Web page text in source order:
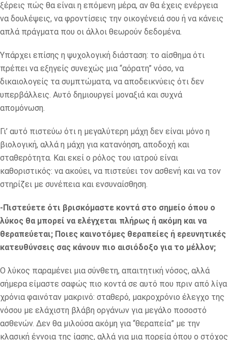
ξέρεις πώς θα είναι η επόμενη μέρα, αν θα έχεις ενέργεια
να δουλέψεις, να φροντίσεις την οικογένειά σου ή να κάνεις
απλά πράγματα που οι άλλοι θεωρούν δεδομένα.
Υπάρχει επίσης η ψυχολογική διάσταση: το αίσθημα ότι
πρέπει να εξηγείς συνεχώς μια “αόρατη” νόσο, να
δικαιολογείς τα συμπτώματα, να αποδεικνύεις ότι δεν
υπερβάλλεις. Αυτό δημιουργεί μοναξιά και συχνά
απομόνωση.
Γι’ αυτό πιστεύω ότι η μεγαλύτερη μάχη δεν είναι μόνο η
βιολογική, αλλά η μάχη για κατανόηση, αποδοχή και
σταθερότητα. Και εκεί ο ρόλος του ιατρού είναι
καθοριστικός: να ακούει, να πιστεύει τον ασθενή και να τον
στηρίζει με συνέπεια και ενσυναίσθηση.
-Πιστεύετε ότι βρισκόμαστε κοντά στο σημείο όπου ο
λύκος θα μπορεί να ελέγχεται πλήρως ή ακόμη και να
θεραπεύεται; Ποιες καινοτόμες θεραπείες ή ερευνητικές
κατευθύνσεις σας κάνουν πιο αισιόδοξο για το μέλλον;
Ο λύκος παραμένει μια σύνθετη, απαιτητική νόσος, αλλά
σήμερα είμαστε σαφώς πιο κοντά σε αυτό που πριν από λίγα
χρόνια φαινόταν μακρινό: σταθερό, μακροχρόνιο έλεγχο της
νόσου με ελάχιστη βλάβη οργάνων για μεγάλο ποσοστό
ασθενών. Δεν θα μιλούσα ακόμη για “θεραπεία” με την
κλασική έννοια της ίασης, αλλά για μια πορεία όπου ο στόχος